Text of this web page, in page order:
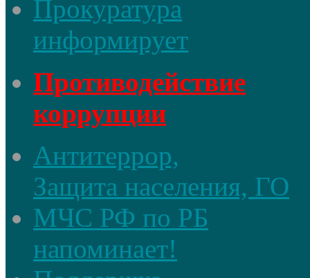
Прокуратура
информирует
Противодействие
коррупции
Антитеррор,
Защита населения, ГО
МЧС РФ по РБ
напоминает!